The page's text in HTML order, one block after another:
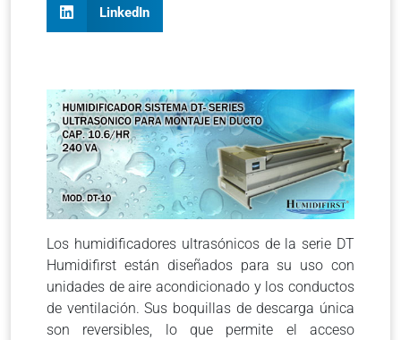
LinkedIn
Los humidificadores ultrasónicos de la serie DT
Humidifirst están diseñados para su uso con
unidades de aire acondicionado y los conductos
de ventilación. Sus boquillas de descarga única
son reversibles, lo que permite el acceso